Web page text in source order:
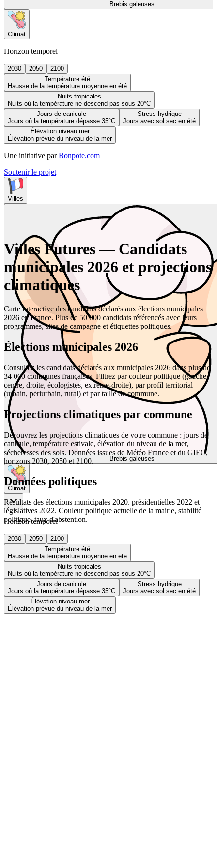
Brebis galeuses
Climat
Horizon temporel
2030 2050
2100
Température été
Hausse de la température moyenne en été
Nuits tropicales
Nuits où la température ne descend pas sous 20°C
Jours de canicule
Jours où la température dépasse 35°C
Stress hydrique
Jours avec sol sec en été
Élévation niveau mer
Élévation prévue du niveau de la mer
Une initiative par Bonpote.com
Soutenir le projet
Villes
Brebis galeuses
Climat
Horizon temporel
2030 2050
2100
Température été
Hausse de la température moyenne en été
Nuits tropicales
Nuits où la température ne descend pas sous 20°C
Jours de canicule
Jours où la température dépasse 35°C
Stress hydrique
Jours avec sol sec en été
Élévation niveau mer
Élévation prévue du niveau de la mer
Villes Futures — Candidats
municipales 2026 et projections
climatiques
Carte interactive des candidats déclarés aux élections municipales
2026 en France. Plus de 50 000 candidats référencés avec leurs
programmes, sites de campagne et étiquettes politiques.
Élections municipales 2026
Consultez les candidats déclarés aux municipales 2026 dans plus de
34 000 communes françaises. Filtrez par couleur politique (gauche,
centre, droite, écologistes, extrême-droite), par profil territorial
(urbain, périurbain, rural) et par taille de commune.
Projections climatiques par commune
Découvrez les projections climatiques de votre commune : jours de
canicule, température estivale, élévation du niveau de la mer,
sécheresses des sols. Données issues de Météo France et du GIEC,
horizons 2030, 2050 et 2100.
Données politiques
Résultats des élections municipales 2020, présidentielles 2022 et
législatives 2022. Couleur politique actuelle de la mairie, stabilité
politique, taux d'abstention.